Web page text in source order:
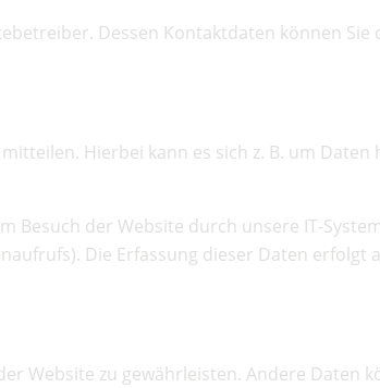
Dessen Kontaktdaten können Sie
Hierbei kann es sich z. B. um
der Website durch unsere IT-
Die Erfassung dieser Daten erfolgt
Website zu gewährleisten. Andere Daten